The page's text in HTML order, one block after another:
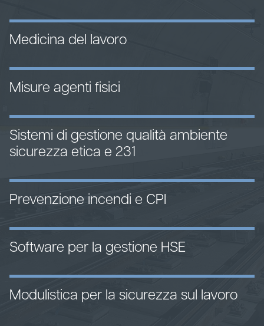
Medicina del lavoro
Misure agenti fisici
Sistemi di gestione qualità ambiente
sicurezza etica e 231
Prevenzione incendi e CPI
Software per la gestione HSE
Modulistica per la sicurezza sul lavoro